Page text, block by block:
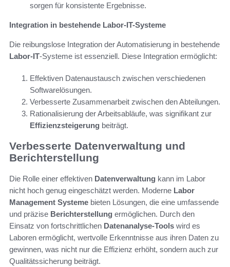
sorgen für konsistente Ergebnisse.
Integration in bestehende Labor-IT-Systeme
Die reibungslose Integration der Automatisierung in bestehende
Labor-IT-Systeme ist essenziell. Diese Integration ermöglicht:
Effektiven Datenaustausch zwischen verschiedenen
Softwarelösungen.
Verbesserte Zusammenarbeit zwischen den Abteilungen.
Rationalisierung der Arbeitsabläufe, was signifikant zur
Effizienzsteigerung beiträgt.
Verbesserte Datenverwaltung und
Berichterstellung
Die Rolle einer effektiven Datenverwaltung kann im Labor
nicht hoch genug eingeschätzt werden. Moderne Labor
Management Systeme bieten Lösungen, die eine umfassende
und präzise Berichterstellung ermöglichen. Durch den
Einsatz von fortschrittlichen Datenanalyse-Tools wird es
Laboren ermöglicht, wertvolle Erkenntnisse aus ihren Daten zu
gewinnen, was nicht nur die Effizienz erhöht, sondern auch zur
Qualitätssicherung beiträgt.